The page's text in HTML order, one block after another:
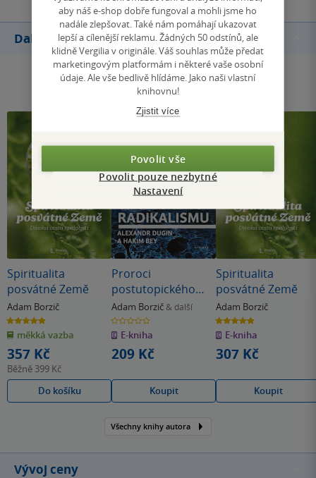
Další knihy autora
Spiritualita
posvátné Země
Adam Borzič
5.0
z
5
hvězdiček
měkká vazba
357 Kč
Běžně 399 Kč
Do košíku
Proroci
postutopického
radikalismu.
Alexandr Dugin a
Hakim Bey
Adam Borzič & další
0.0
z
5
hvězdiček
E-kniha
209 Kč
Koupit
Spiritualita
posvátné Země
Adam Borzič
5.0
z
5
hvězdiček
E-kniha
307 Kč
Koupit
Všechny knihy autora
Vývoj ceny
aby náš e-shop dobře fungoval a mohli jsme ho
nadále zlepšovat. Také nám pomáhají ukazovat
lepší a cílenější reklamu. Žádných 50 odstínů, ale
klidně Vergilia v originále. Váš souhlas může předat
marketingovým platformám i některé vaše osobní
údaje. Ale vše bedlivě hlídáme. Jako naši vlastní
knihovnu!
Zjistit více
Povolit vše
Povolit pouze nezbytné
Nastavení